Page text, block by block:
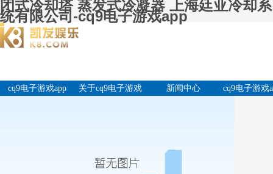
闭式冷却塔 蒸发式冷凝器 上海廷亚冷却系
统有限公司-cq9电子游戏app
cq9电子游戏app
关于cq9电子游戏
新闻中心
cq9电子游戏